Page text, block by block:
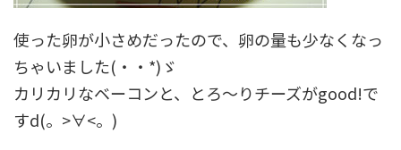
使った卵が小さめだったので、卵の量も少なくなっ
ちゃいました(・・*)ゞ
カリカリなベーコンと、とろ～りチーズがgood!で
すd(。>∀<。)